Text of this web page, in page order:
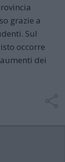
grazie a
Sul
occorre
dei